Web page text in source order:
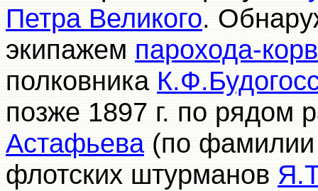
Петра Великого.
экипажем парохода-
полковника
позже 1897 г. по рядом
Астафьева(по фамилии
флотских штурманов